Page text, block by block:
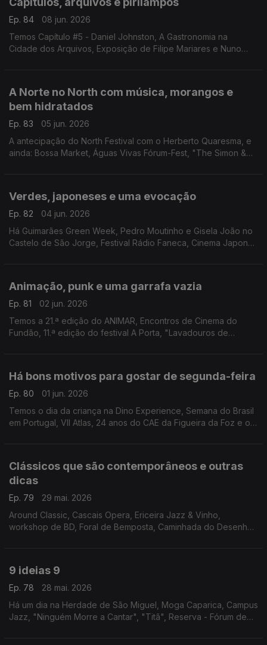
Ep. 84
08 jun. 2026
Temos Capítulo #5 - Daniel Johnston, A Gastronomia na
Cidade dos Arquivos, Exposição de Filipe Mariares e Nuno
A Norte no North com música, morangos e
bem hidratados
Ep. 83
05 jun. 2026
A antecipação do North Festival com o Herberto Quaresma, e
ainda: Bossa Market, Águas Vivas Fórum-Fest, "The Simon &
Verdes, japoneses e uma evocação
Ep. 82
04 jun. 2026
Há Guimarães Green Week, Pedro Moutinho e Gisela João no
Castelo de São Jorge, Festival Rádio Faneca, Cinema Japonês
Animação, punk e uma garrafa vazia
Ep. 81
02 jun. 2026
Temos a 21.ª edição do ANIMAR, Encontros de Cinema do
Fundão, 11.ª edição do festival A Porta, "Lavadouros de
Há bons motivos para gostar de segunda-feira
Ep. 80
01 jun. 2026
Temos o dia da criança na Dino Experience, Semana do Brasil
em Portugal, VII Atlas, 24 anos do CAE da Figueira da Foz e o
Clássicos que são contemporâneos e outras
dicas
Ep. 79
29 mai. 2026
Around Classic, Cascais Opera, Ericeira Jazz & Vinho,
workshop de BD, Foral de Bemposta, Caminhada do Desenho
9 ideias 9
Ep. 78
28 mai. 2026
Há um dia na Herdade de São Miguel, Moga Caparica, Campus
Jazz, "Ninguém Morre a Cantar", "Titã", Reserva - Fórum de